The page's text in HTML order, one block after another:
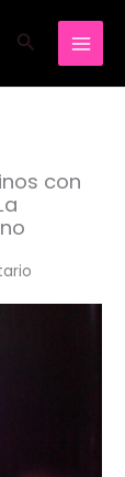
Buscar
con